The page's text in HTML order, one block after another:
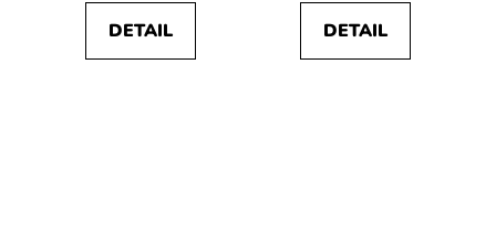
DETAIL DETAIL